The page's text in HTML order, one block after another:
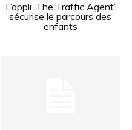
L’appli ‘The Traffic Agent’
sécurise le parcours des
enfants